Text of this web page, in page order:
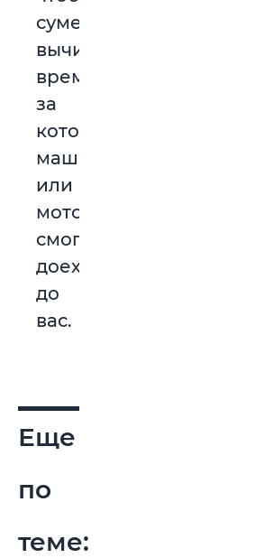
суметь
вычислить
время,
за
которое
машина
или
мотоцикл
смогут
доехать
до
вас.
Еще
по
теме: